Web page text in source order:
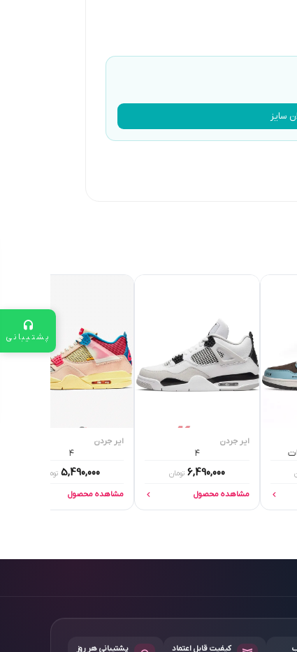
پشتیبانی
سایز
ایر جردن
۴
6,490,000 تومان
مشاهده محصول
ایر جردن
۴
5,490,000 تومان
مشاهده محصول
کیفیت قابل اعتماد پشتیبانی هر روز